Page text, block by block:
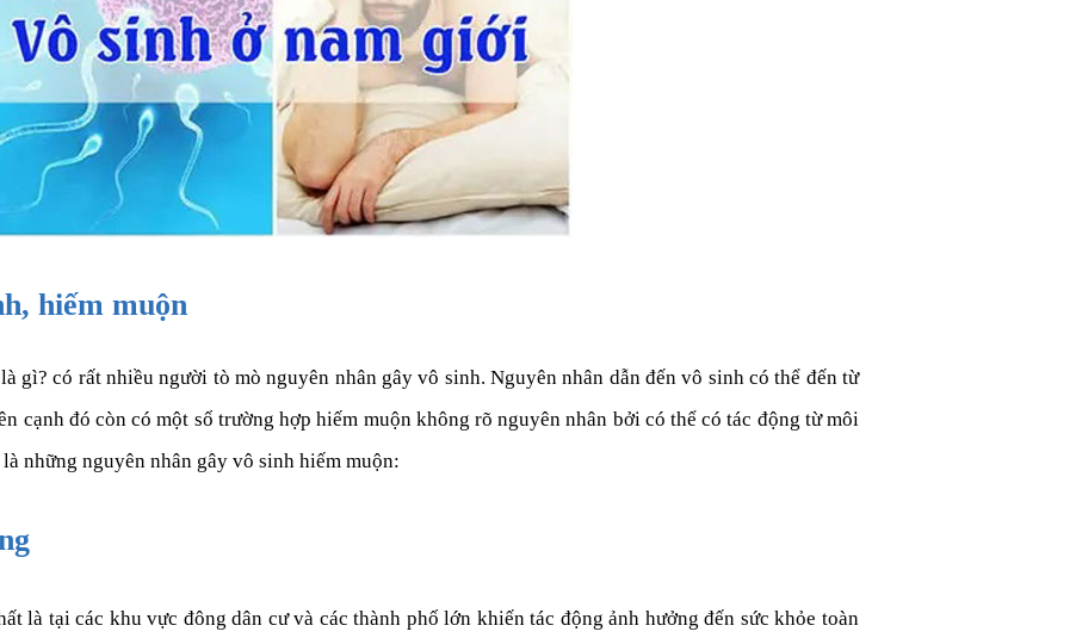
hiếm muộn
gì? có rất nhiều người tò mò nguyên nhân gây vô sinh. Nguyên nhân dẫn đến vô sinh có thể đến từ
cạnh đó còn có một số trường hợp hiếm muộn không rõ nguyên nhân bởi có thể có tác động từ môi
những nguyên nhân gây vô sinh hiếm muộn:
là tại các khu vực đông dân cư và các thành phố lớn khiến tác động ảnh hưởng đến sức khỏe toàn